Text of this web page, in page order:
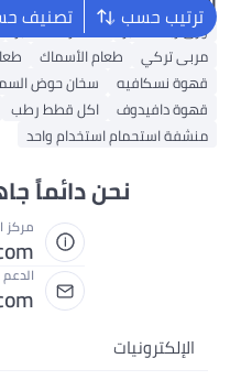
ترتيب حسب تصنيف ورق زبدة للخبز مستلزمات الخبز
مربى تركي
طعام الأسماك
قهوة نسكافيه
سخان حوض
قهوة دافيدوف
اكل قطط رطب
منشفة استحمام استخدام واحد
نحن دائماً
مركز
الإلكترونيات